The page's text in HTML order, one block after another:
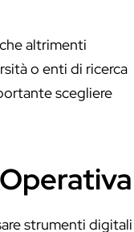
altrimenti
o enti di ricerca
scegliere
strumenti digitali